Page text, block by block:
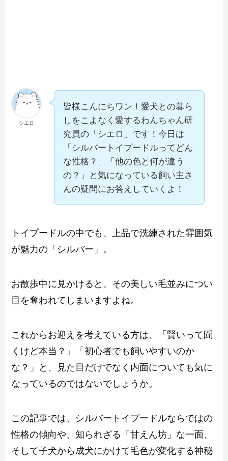
シエロ
皆様こんにちワン！愛犬との暮ら
しをこよなく愛するわんちゃん研
究員の「シエロ」です！今日は
「シルバートイプードルってどん
な性格？」「他の色と何が違う
の？」と気になっている飼い主さ
んの疑問にお答えしていくよ！
トイプードルの中でも、上品で洗練された雰囲気
が魅力の「シルバー」。
お散歩中に見かけると、その美しい毛並みについ
目を奪われてしまいますよね。
これからお迎えを考えている方は、「賢いって聞
くけど本当？」「初心者でも飼いやすいのか
な？」と、見た目だけでなく内面についても気に
なっているのではないでしょうか。
この記事では、シルバートイプードルならではの
性格の傾向や、知られざる「甘えん坊」な一面、
そして子犬から成犬にかけて毛色が変化する神秘